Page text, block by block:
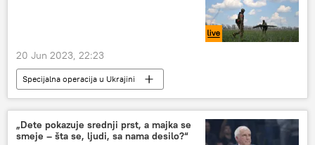
20 Jun 2023, 22:23
Specijalna operacija u Ukrajini
Specijalna vojna operacija u Ukrajini – vesti
Rusija
Donbas
„Dete pokazuje srednji prst, a majka se
smeje – šta se, ljudi, sa nama desilo?“